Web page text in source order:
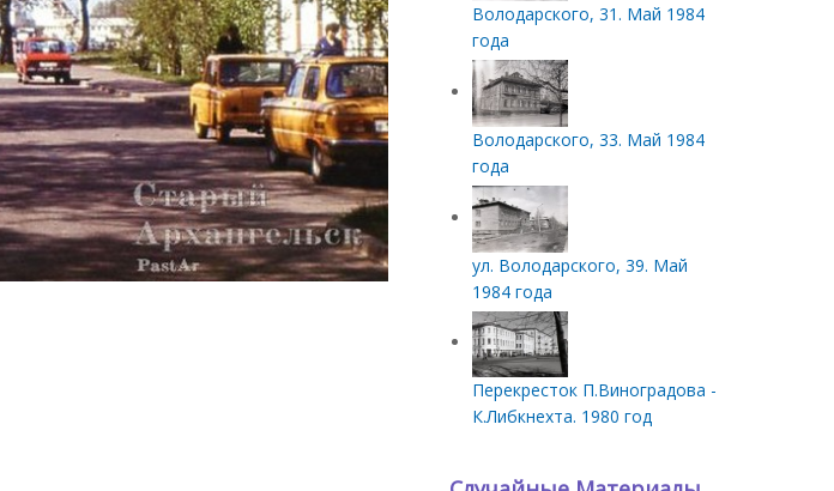
Володарского, 31. Май 1984
года
Володарского, 33. Май 1984
года
ул. Володарского, 39. Май
1984 года
Перекресток П.Виноградова -
К.Либкнехта. 1980 год